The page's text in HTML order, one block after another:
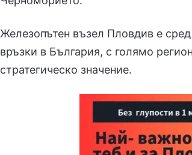
Железопътен възел Пловдив е
връзки в България, с голямо
стратегическо значение.